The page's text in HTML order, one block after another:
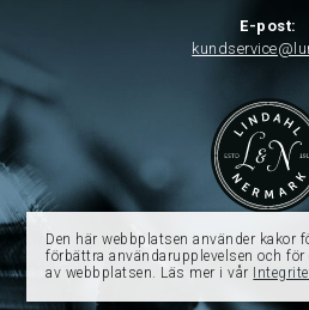
E-post:
Den här webbplatsen använder kakor
förbättra användarupplevelsen och
av webbplatsen. Läs mer i vår